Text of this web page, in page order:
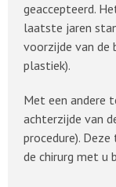
geaccepteerd.
laatste jaren
voorzijde van de
plastiek).
Met een andere
achterzijde van
procedure).
de chirurg met u